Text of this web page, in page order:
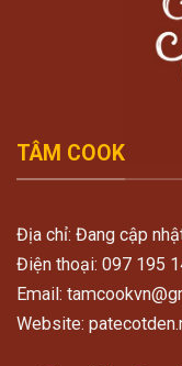
TÂM COOK
Địa chỉ: Đang cập
Điện thoại: 097 195
Email:
Website: